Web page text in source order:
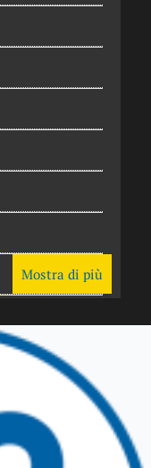
Mostra di più